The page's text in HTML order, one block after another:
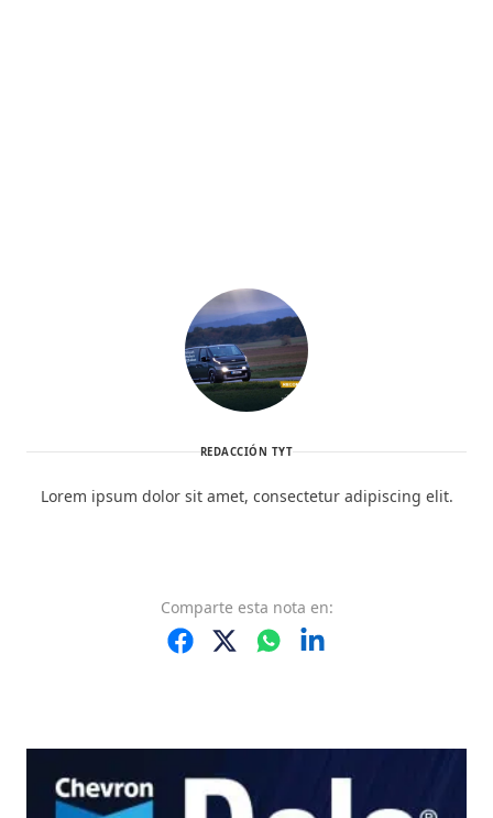
REDACCIÓN TYT
Lorem ipsum dolor sit amet, consectetur adipiscing elit.
Comparte esta nota en: